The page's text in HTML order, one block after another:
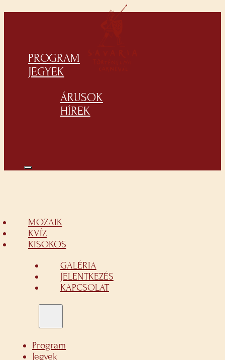
PROGRAM
JEGYEK
ÁRUSOK
HÍREK
MOZAIK
KVÍZ
KISOKOS
GALÉRIA
JELENTKEZÉS
KAPCSOLAT
Program
Jegyek